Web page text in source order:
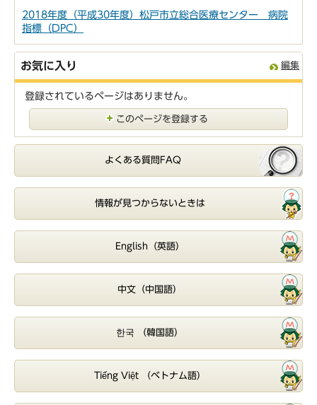
2018年度（平成30年度）松戸市立総合医療センター 病院
指標（DPC）
お気に入り 編集
登録されているページはありません。
このページを登録する
よくある質問FAQ
情報が見つからないときは
English（英語）
中文（中国語）
한국 （韓国語）
Tiếng Việt （ベトナム語）